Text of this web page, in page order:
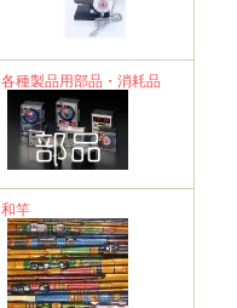
各種製品用部品・消耗品
和竿